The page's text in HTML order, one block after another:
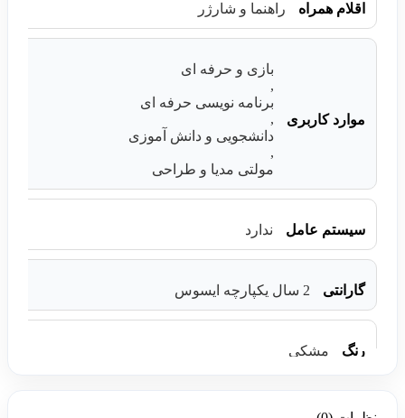
اقلام همراه راهنما و شارژر
موارد کاربری
بازی و حرفه ای
,
برنامه نویسی حرفه ای
,
دانشجویی و دانش آموزی
,
مولتی مدیا و طراحی
سیستم عامل ندارد
گارانتی 2 سال یکپارچه ایسوس
رنگ مشکی